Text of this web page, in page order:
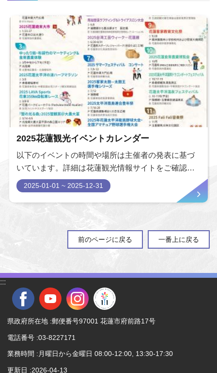
2025花蓮観光イベントカレンダー
以下のイベントの時間や場所は主催者の発表に基づ
いています。詳細は花蓮観光情報サイトをご確認く
ださい。
2025-01-01 ~ 2025-12-31
前のページに戻る 一番上に戻る
:::
県政府所在地 :郵便番号97001 花蓮市府前路17号
電話番号 :03-8227171
業務時間 :月曜日から金曜日 08:00-12:00, 13:30-17:30
更新日 2026-04-13